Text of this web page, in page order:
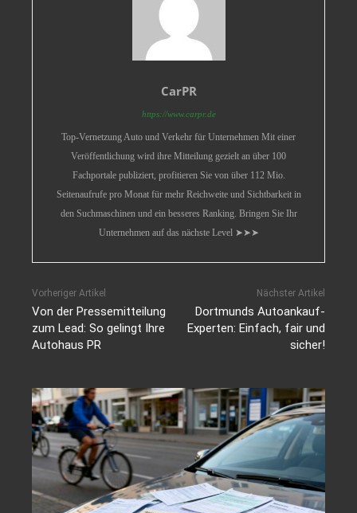
CarPR
https://www.carpr.de
Top-Vernetzung Auto und Verkehr für Unternehmen Mit einer
Veröffentlichung wird ihre Mitteilung gezielt an über 100
Fachportale publiziert, profitieren Sie von über 112 Mio.
Seitenaufrufe pro Monat für mehr Reichweite und Sichtbarkeit in
den Suchmaschinen und ein besseres Ranking. Bringen Sie Ihr
Unternehmen auf das nächste Level ➤➤➤
Vorheriger Artikel
Von der Pressemitteilung
zum Lead: So gelingt Ihre
Autohaus PR
Nächster Artikel
Dortmunds Autoankauf-
Experten: Einfach, fair und
sicher!